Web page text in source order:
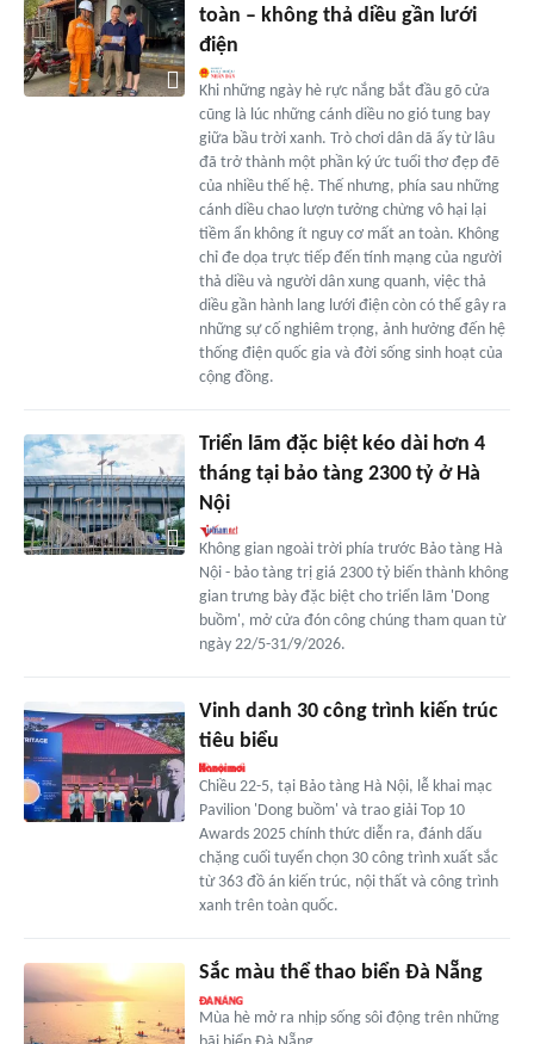
toàn – không thả diều gần lưới
điện
Khi những ngày hè rực nắng bắt đầu gõ cửa
cũng là lúc những cánh diều no gió tung bay
giữa bầu trời xanh. Trò chơi dân dã ấy từ lâu
đã trở thành một phần ký ức tuổi thơ đẹp đẽ
của nhiều thế hệ. Thế nhưng, phía sau những
cánh diều chao lượn tưởng chừng vô hại lại
tiềm ẩn không ít nguy cơ mất an toàn. Không
chỉ đe dọa trực tiếp đến tính mạng của người
thả diều và người dân xung quanh, việc thả
diều gần hành lang lưới điện còn có thể gây ra
những sự cố nghiêm trọng, ảnh hưởng đến hệ
thống điện quốc gia và đời sống sinh hoạt của
cộng đồng.
Triển lãm đặc biệt kéo dài hơn 4
tháng tại bảo tàng 2300 tỷ ở Hà
Nội
Không gian ngoài trời phía trước Bảo tàng Hà
Nội - bảo tàng trị giá 2300 tỷ biến thành không
gian trưng bày đặc biệt cho triển lãm 'Dong
buồm', mở cửa đón công chúng tham quan từ
ngày 22/5-31/9/2026.
Vinh danh 30 công trình kiến trúc
tiêu biểu
Chiều 22-5, tại Bảo tàng Hà Nội, lễ khai mạc
Pavilion 'Dong buồm' và trao giải Top 10
Awards 2025 chính thức diễn ra, đánh dấu
chặng cuối tuyển chọn 30 công trình xuất sắc
từ 363 đồ án kiến trúc, nội thất và công trình
xanh trên toàn quốc.
Sắc màu thể thao biển Đà Nẵng
Mùa hè mở ra nhịp sống sôi động trên những